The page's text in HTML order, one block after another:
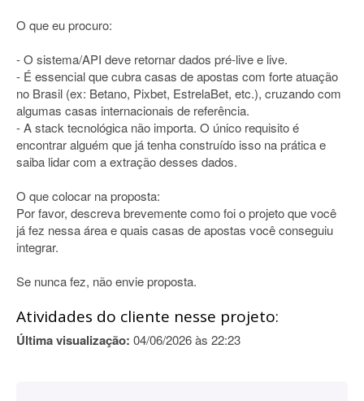
O que eu procuro:
- O sistema/API deve retornar dados pré-live e live.
- É essencial que cubra casas de apostas com forte atuação
no Brasil (ex: Betano, Pixbet, EstrelaBet, etc.), cruzando com
algumas casas internacionais de referência.
- A stack tecnológica não importa. O único requisito é
encontrar alguém que já tenha construído isso na prática e
saiba lidar com a extração desses dados.
O que colocar na proposta:
Por favor, descreva brevemente como foi o projeto que você
já fez nessa área e quais casas de apostas você conseguiu
integrar.
Se nunca fez, não envie proposta.
Atividades do cliente nesse projeto:
Última visualização: 04/06/2026 às 22:23